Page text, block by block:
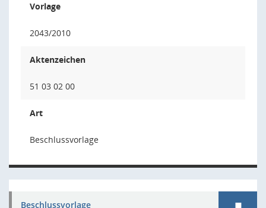
Vorlage
2043/2010
Aktenzeichen
51 03 02 00
Art
Beschlussvorlage
Beschlussvorlage